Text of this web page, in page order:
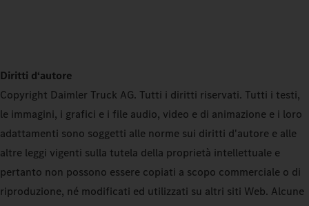
Diritti d‘autore
Copyright Daimler Truck AG. Tutti i diritti riservati. Tutti i testi,
le immagini, i grafici e i file audio, video e di animazione e i loro
adattamenti sono soggetti alle norme sui diritti d'autore e alle
altre leggi vigenti sulla tutela della proprietà intellettuale e
pertanto non possono essere copiati a scopo commerciale o di
riproduzione, né modificati ed utilizzati su altri siti Web. Alcune